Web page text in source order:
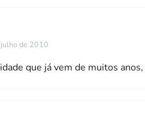
de 2010
que já vem de muitos